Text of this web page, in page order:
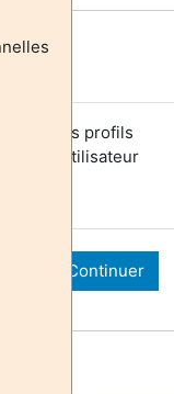
les profils
utilisateur
Continuer